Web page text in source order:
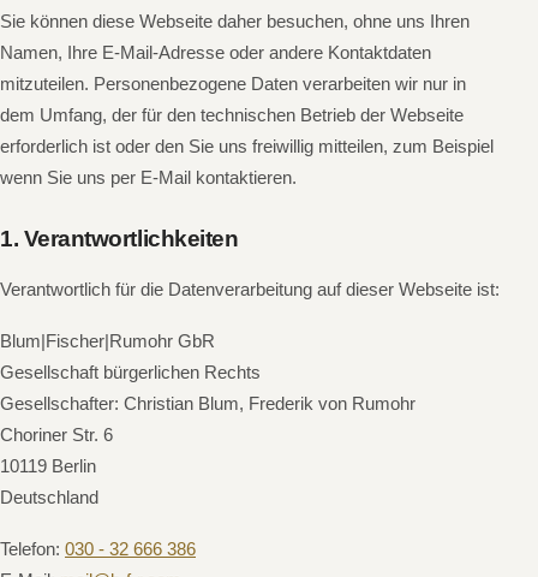
Sie können diese Webseite daher besuchen, ohne uns Ihren
Namen, Ihre E-Mail-Adresse oder andere Kontaktdaten
mitzuteilen. Personenbezogene Daten verarbeiten wir nur in
dem Umfang, der für den technischen Betrieb der Webseite
erforderlich ist oder den Sie uns freiwillig mitteilen, zum Beispiel
wenn Sie uns per E-Mail kontaktieren.
1. Verantwortlichkeiten
Verantwortlich für die Datenverarbeitung auf dieser Webseite ist:
Blum|Fischer|Rumohr GbR
Gesellschaft bürgerlichen Rechts
Gesellschafter: Christian Blum, Frederik von Rumohr
Choriner Str. 6
10119 Berlin
Deutschland
Telefon: 030 - 32 666 386